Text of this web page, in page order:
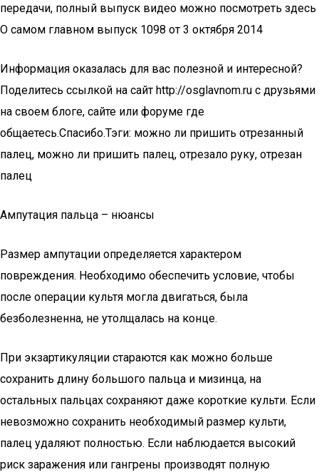
передачи, полный выпуск видео можно посмотреть здесь
О самом главном выпуск 1098 от 3 октября 2014
Информация оказалась для вас полезной и интересной?
Поделитесь ссылкой на сайт http://osglavnom.ru с друзьями
на своем блоге, сайте или форуме где
общаетесь.Спасибо.Тэги: можно ли пришить отрезанный
палец, можно ли пришить палец, отрезало руку, отрезан
палец
Ампутация пальца – нюансы
Размер ампутации определяется характером
повреждения. Необходимо обеспечить условие, чтобы
после операции культя могла двигаться, была
безболезненна, не утолщалась на конце.
При экзартикуляции стараются как можно больше
сохранить длину большого пальца и мизинца, на
остальных пальцах сохраняют даже короткие культи. Если
невозможно сохранить необходимый размер культи,
палец удаляют полностью. Если наблюдается высокий
риск заражения или гангрены производят полную